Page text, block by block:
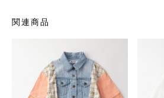
関連商品